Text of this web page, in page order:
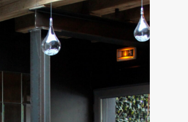
rapidement complet aux heures clés. Le confort
Restaurant Val de Marne peut transformer un
à une belle présentation. La qualité d’entretien d’un
attractif associe généralement confort, saveur et
d’un Restaurant Val de Marne se découvre dès
Val de Marne. La précision en cuisine fait partie des
Val de Marne. Le niveau des plats principaux
l’image positive d’un Restaurant Val de Marne.
La diversité des boissons complète efficacement
un avantage appréciable. Le niveau de confort
Val de Marne avec extérieur devient très recherché.
proposition améliore la crédibilité d’un Restaurant Val
Un Restaurant Val de Marne peut se
plaît à sa clientèle de proximité. Un Restaurant Val
peut offrir un cadre adapté aux célébrations. La